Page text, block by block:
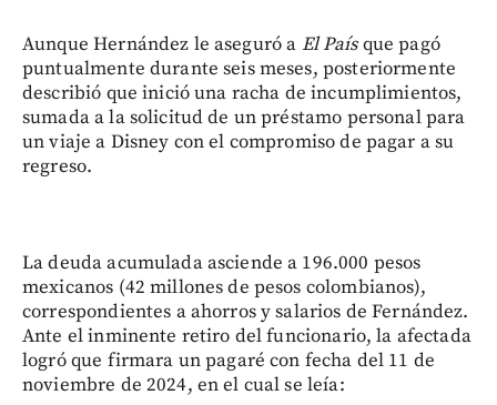
Aunque Hernández le aseguró a El Paísque pagó
puntualmente durante seis meses, posteriormente
describió que inició una racha de incumplimientos,
sumada a la solicitud de un préstamo personal para
un viaje a Disney con el compromiso de pagar a su
regreso.
La deuda acumulada asciende a 196.000 pesos
mexicanos (42 millones de pesos colombianos),
correspondientes a ahorros y salarios de Fernández.
Ante el inminente retiro del funcionario, la afectada
logró que firmara un pagaré con fecha del 11 de
noviembre de 2024, en el cual se leía: